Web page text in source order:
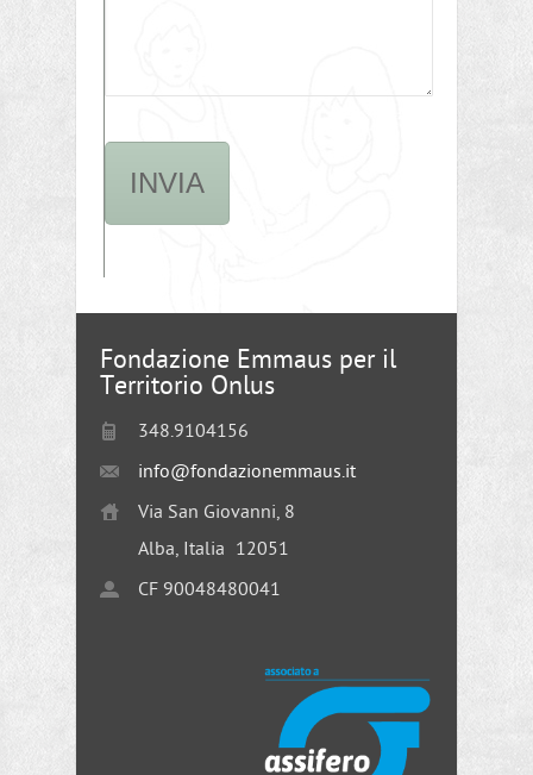
Fondazione Emmaus per il
Territorio Onlus
348.9104156
info@fondazionemmaus.it
Via San Giovanni, 8
Alba, Italia 12051
CF 90048480041